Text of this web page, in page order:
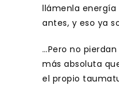
llámenla energía
antes, y eso ya
…Pero no
más absoluta
el propio